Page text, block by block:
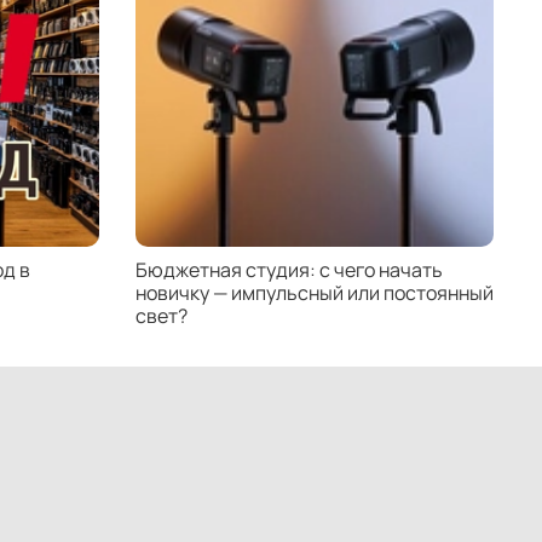
эффективный процесс настройки освещения.
головку осветителя, вы можете получить
мягкий отраженный свет.
в
Бюджетная студия: с чего начать
новичку — импульсный или постоянный
свет?